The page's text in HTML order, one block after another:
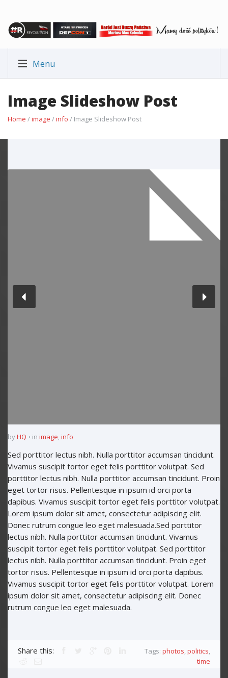
Menu
Image Slideshow Post
Home /image /info / Image Slideshow Post
byHQ in image,info
Sed porttitor lectus nibh. Nulla porttitor accumsan tincidunt.
Vivamus suscipit tortor eget felis porttitor volutpat. Sed
porttitor lectus nibh. Nulla porttitor accumsan tincidunt. Proin
eget tortor risus. Pellentesque in ipsum id orci porta
dapibus. Vivamus suscipit tortor eget felis porttitor volutpat.
Lorem ipsum dolor sit amet, consectetur adipiscing elit.
Donec rutrum congue leo eget malesuada.Sed porttitor
lectus nibh. Nulla porttitor accumsan tincidunt. Vivamus
suscipit tortor eget felis porttitor volutpat. Sed porttitor
lectus nibh. Nulla porttitor accumsan tincidunt. Proin eget
tortor risus. Pellentesque in ipsum id orci porta dapibus.
Vivamus suscipit tortor eget felis porttitor volutpat. Lorem
ipsum dolor sit amet, consectetur adipiscing elit. Donec
rutrum congue leo eget malesuada.
Share this: Tags: photos,politics,
time